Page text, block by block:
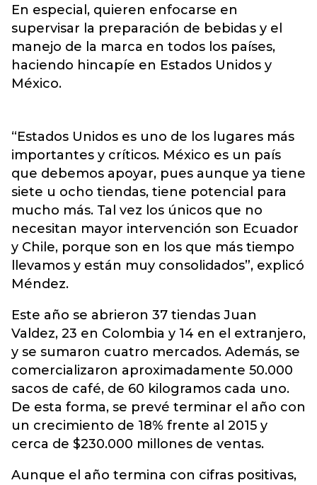
En especial, quieren enfocarse en
supervisar la preparación de bebidas y el
manejo de la marca en todos los países,
haciendo hincapíe en Estados Unidos y
México.
“Estados Unidos es uno de los lugares más
importantes y críticos. México es un país
que debemos apoyar, pues aunque ya tiene
siete u ocho tiendas, tiene potencial para
mucho más. Tal vez los únicos que no
necesitan mayor intervención son Ecuador
y Chile, porque son en los que más tiempo
llevamos y están muy consolidados”, explicó
Méndez.
Este año se abrieron 37 tiendas Juan
Valdez, 23 en Colombia y 14 en el extranjero,
y se sumaron cuatro mercados. Además, se
comercializaron aproximadamente 50.000
sacos de café, de 60 kilogramos cada uno.
De esta forma, se prevé terminar el año con
un crecimiento de 18% frente al 2015 y
cerca de $230.000 millones de ventas.
Aunque el año termina con cifras positivas,